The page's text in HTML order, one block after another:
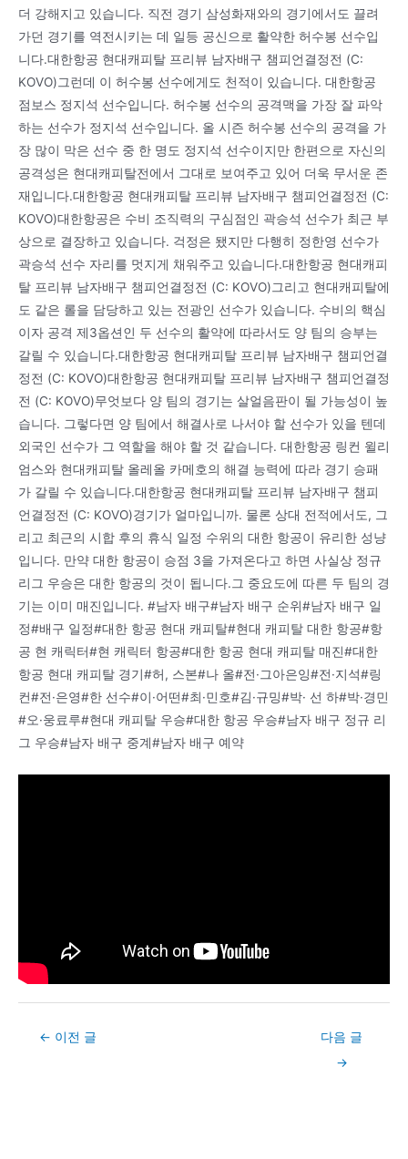
더 강해지고 있습니다. 직전 경기 삼성화재와의 경기에서도 끌려
가던 경기를 역전시키는 데 일등 공신으로 활약한 허수봉 선수입
니다.대한항공 현대캐피탈 프리뷰 남자배구 챔피언결정전 (C:
KOVO)그런데 이 허수봉 선수에게도 천적이 있습니다. 대한항공
점보스 정지석 선수입니다. 허수봉 선수의 공격맥을 가장 잘 파악
하는 선수가 정지석 선수입니다. 올 시즌 허수봉 선수의 공격을 가
장 많이 막은 선수 중 한 명도 정지석 선수이지만 한편으로 자신의
공격성은 현대캐피탈전에서 그대로 보여주고 있어 더욱 무서운 존
재입니다.대한항공 현대캐피탈 프리뷰 남자배구 챔피언결정전 (C:
KOVO)대한항공은 수비 조직력의 구심점인 곽승석 선수가 최근 부
상으로 결장하고 있습니다. 걱정은 됐지만 다행히 정한영 선수가
곽승석 선수 자리를 멋지게 채워주고 있습니다.대한항공 현대캐피
탈 프리뷰 남자배구 챔피언결정전 (C: KOVO)그리고 현대캐피탈에
도 같은 롤을 담당하고 있는 전광인 선수가 있습니다. 수비의 핵심
이자 공격 제3옵션인 두 선수의 활약에 따라서도 양 팀의 승부는
갈릴 수 있습니다.대한항공 현대캐피탈 프리뷰 남자배구 챔피언결
정전 (C: KOVO)대한항공 현대캐피탈 프리뷰 남자배구 챔피언결정
전 (C: KOVO)무엇보다 양 팀의 경기는 살얼음판이 될 가능성이 높
습니다. 그렇다면 양 팀에서 해결사로 나서야 할 선수가 있을 텐데
외국인 선수가 그 역할을 해야 할 것 같습니다. 대한항공 링컨 윌리
엄스와 현대캐피탈 올레올 카메호의 해결 능력에 따라 경기 승패
가 갈릴 수 있습니다.대한항공 현대캐피탈 프리뷰 남자배구 챔피
언결정전 (C: KOVO)경기가 얼마입니까. 물론 상대 전적에서도, 그
리고 최근의 시합 후의 휴식 일정 수위의 대한 항공이 유리한 성냥
입니다. 만약 대한 항공이 승점 3을 가져온다고 하면 사실상 정규
리그 우승은 대한 항공의 것이 됩니다.그 중요도에 따른 두 팀의 경
기는 이미 매진입니다. #남자 배구#남자 배구 순위#남자 배구 일
정#배구 일정#대한 항공 현대 캐피탈#현대 캐피탈 대한 항공#항
공 현 캐릭터#현 캐릭터 항공#대한 항공 현대 캐피탈 매진#대한
항공 현대 캐피탈 경기#허, 스본#나 올#전·그아은잉#전·지석#링
컨#전·은영#한 선수#이·어떤#최·민호#김·규밍#박· 선 하#박·경민
#오·웅료루#현대 캐피탈 우승#대한 항공 우승#남자 배구 정규 리
그 우승#남자 배구 중계#남자 배구 예약
Post← 이전 글
다음 글
→